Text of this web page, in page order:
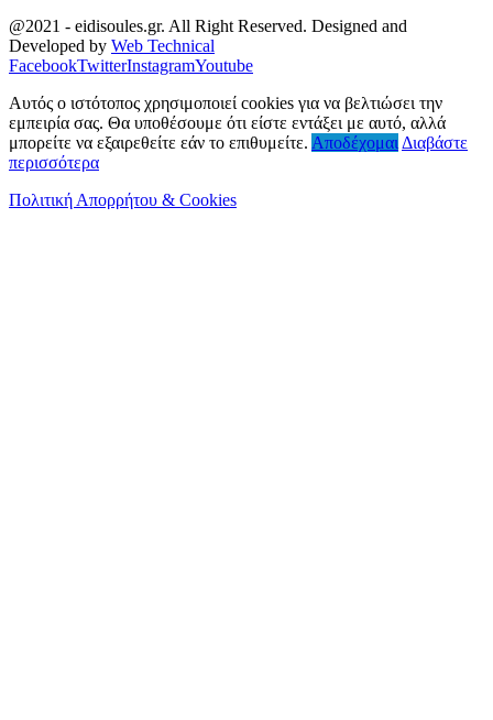
@2021 - eidisoules.gr. All Right Reserved. Designed and
Developed by Web Technical
FacebookTwitterInstagramYoutube
Αυτός ο ιστότοπος χρησιμοποιεί cookies για να βελτιώσει την
εμπειρία σας. Θα υποθέσουμε ότι είστε εντάξει με αυτό, αλλά
μπορείτε να εξαιρεθείτε εάν το επιθυμείτε. Αποδέχομαι Διαβάστε
περισσότερα
Πολιτική Απορρήτου & Cookies